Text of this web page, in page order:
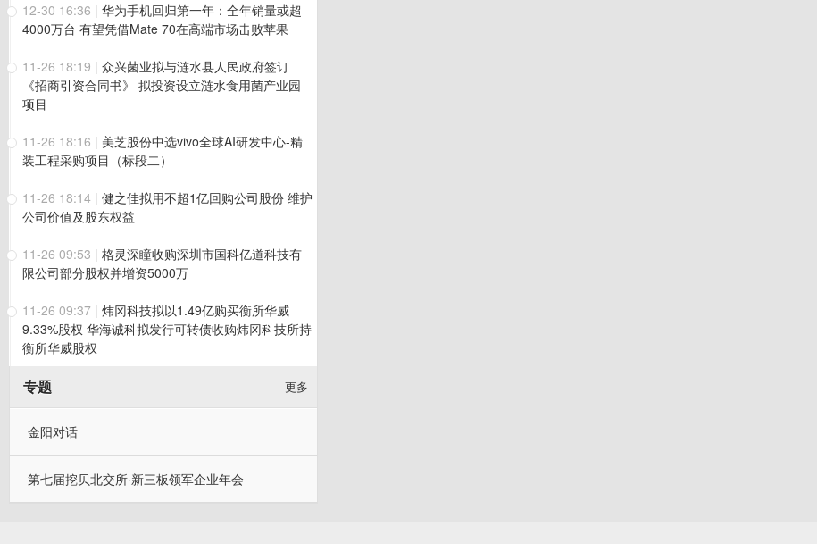
12-30 16:36 | 华为手机回归第一年：全年销量或超
4000万台 有望凭借Mate 70在高端市场击败苹果
11-26 18:19 | 众兴菌业拟与涟水县人民政府签订
《招商引资合同书》 拟投资设立涟水食用菌产业园
项目
11-26 18:16 | 美芝股份中选vivo全球AI研发中心-精
装工程采购项目（标段二）
11-26 18:14 | 健之佳拟用不超1亿回购公司股份 维护
公司价值及股东权益
11-26 09:53 | 格灵深瞳收购深圳市国科亿道科技有
限公司部分股权并增资5000万
11-26 09:37 | 炜冈科技拟以1.49亿购买衡所华威
9.33%股权 华海诚科拟发行可转债收购炜冈科技所持
衡所华威股权
专题 更多
金阳对话
第七届挖贝北交所·新三板领军企业年会